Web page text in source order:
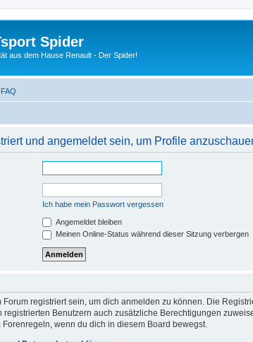
Spider
aus dem Hause Renault - Der Spider!
FAQ
und angemeldet sein, um Profile
Ich habe mein Passwort vergessen
Angemeldet bleiben
Meinen Online-Status während dieser Sitzung verbergen
Forum registriert sein, um dich anmelden zu können. Die
registrierten Benutzern auch zusätzliche Berechtigungen
wenn du dich in diesem Board bewegst.